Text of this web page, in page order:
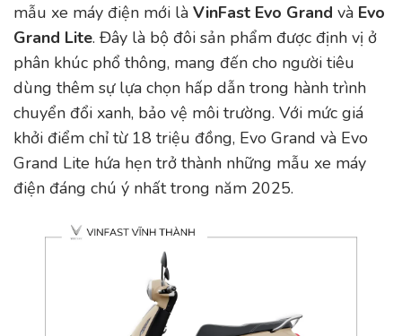
mẫu xe máy điện mới là VinFast Evo Grand và Evo
Grand Lite. Đây là bộ đôi sản phẩm được định vị ở
phân khúc phổ thông, mang đến cho người tiêu
dùng thêm sự lựa chọn hấp dẫn trong hành trình
chuyển đổi xanh, bảo vệ môi trường. Với mức giá
khởi điểm chỉ từ 18 triệu đồng, Evo Grand và Evo
Grand Lite hứa hẹn trở thành những mẫu xe máy
điện đáng chú ý nhất trong năm 2025.